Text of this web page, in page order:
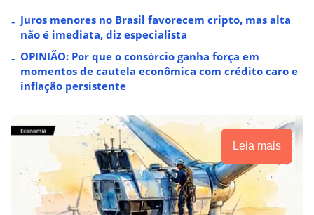
Juros menores no Brasil favorecem cripto, mas alta
não é imediata, diz especialista
OPINIÃO: Por que o consórcio ganha força em
momentos de cautela econômica com crédito caro e
inflação persistente
Leia mais